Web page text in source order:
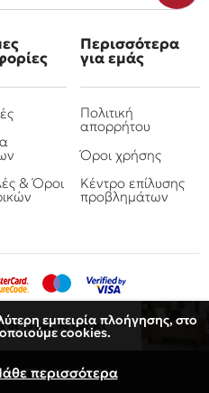
εμπειρία πλοήγησης, στο
cookies.
περισσότερα
σε 15 έως 30 ημέρες
ΣΤΟ ΚΑΛΑΘΙ
& Όροι
Περισσότερα
για εμάς
Πολιτική
απορρήτου
Όροι χρήσης
Κέντρο επίλυσης
προβλημάτων
Πιτσουλάκης